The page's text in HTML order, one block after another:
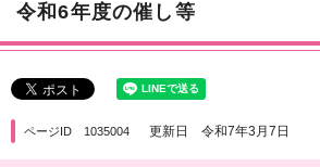
令和6年度の催し等
ページID 1035004 更新日 令和7年3月7日